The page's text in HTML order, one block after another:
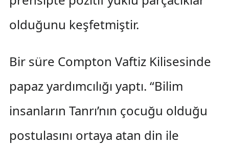
olduğunu keşfetmiştir.
Bir süre Compton Vaftiz Kilisesinde
papaz yardımcılığı yaptı. “Bilim
insanların Tanrı’nın çocuğu olduğu
postulasını ortaya atan din ile